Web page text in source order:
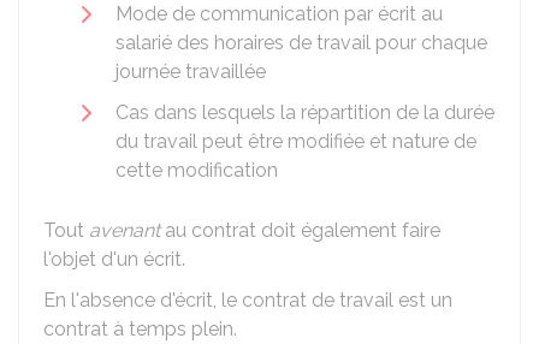
Mode de communication par écrit au
salarié des horaires de travail pour chaque
journée travaillée
Cas dans lesquels la répartition de la durée
du travail peut être modifiée et nature de
cette modification
Tout avenantau contrat doit également faire
l'objet d'un écrit.
En l'absence d'écrit, le contrat de travail est un
contrat à temps plein.